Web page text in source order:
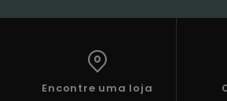
Encontre uma loja